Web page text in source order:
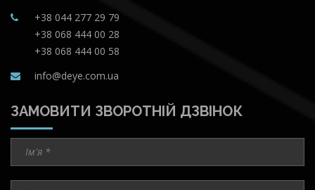
+38 044 277 29 79
+38 068 444 00 28
+38 068 444 00 58
info@deye.com.ua
ЗАМОВИТИ ЗВОРОТНІЙ ДЗВІНОК